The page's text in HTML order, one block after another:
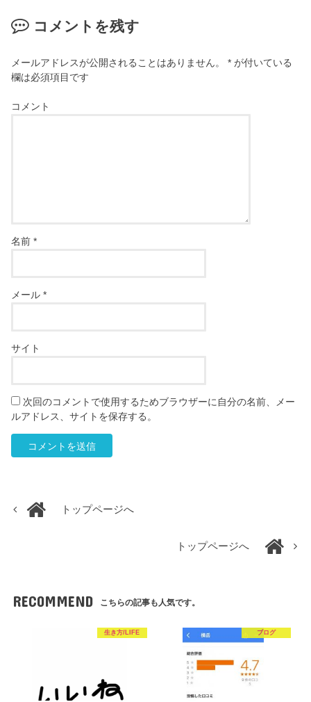
コメントを残す
メールアドレスが公開されることはありません。 * が付いている
欄は必須項目です
コメント
名前*
メール*
サイト
次回のコメントで使用するためブラウザーに自分の名前、メー
ルアドレス、サイトを保存する。
トップページへ
トップページへ
RECOMMEND こちらの記事も人気です。
生き方/LIFE ブログ